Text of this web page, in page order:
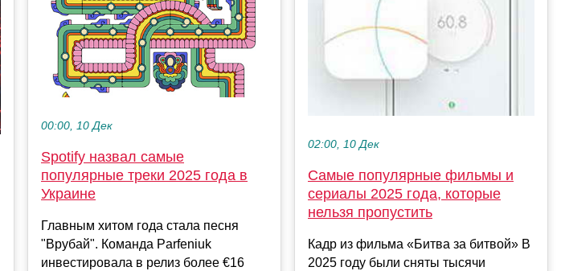
00:00, 10 Дек
Spotify назвал самые
популярные треки 2025 года в
Украине
Главным хитом года стала песня
"Врубай". Команда Parfeniuk
инвестировала в релиз более €16
02:00, 10 Дек
Самые популярные фильмы и
сериалы 2025 года, которые
нельзя пропустить
Кадр из фильма «Битва за битвой» В
2025 году были сняты тысячи